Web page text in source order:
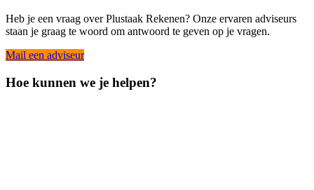
Heb je een vraag over Plustaak Rekenen? Onze ervaren adviseurs
staan je graag te woord om antwoord te geven op je vragen.
Mail een adviseur
Hoe kunnen we je helpen?